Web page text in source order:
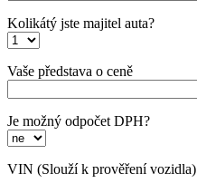
Kolikátý jste majitel auta?
Vaše představa o ceně
Je možný odpočet DPH?
VIN (Slouží k prověření vozidla)